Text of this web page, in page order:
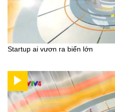
Startup ai vươn ra biển lớn